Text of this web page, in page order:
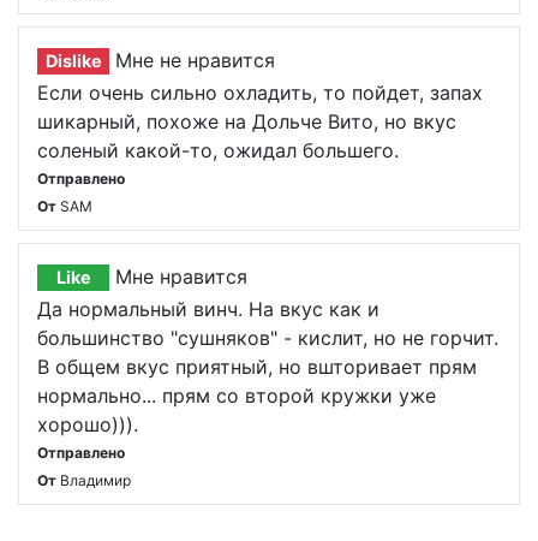
Dislike
Мне не нравится
Если очень сильно охладить, то пойдет, запах
шикарный, похоже на Дольче Вито, но вкус
соленый какой-то, ожидал большего.
Отправлено
От SAM
Like
Мне нравится
Да нормальный винч. На вкус как и
большинство "сушняков" - кислит, но не горчит.
В общем вкус приятный, но вшторивает прям
нормально... прям со второй кружки уже
хорошо))).
Отправлено
От Владимир